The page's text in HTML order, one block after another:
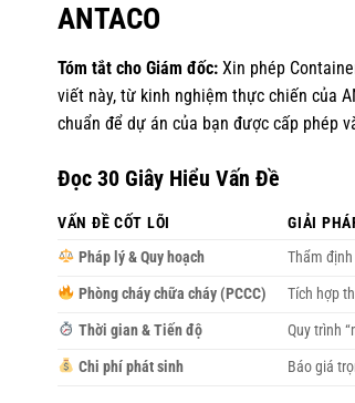
ANTACO
Tóm tắt cho Giám đốc: Xin phép
viết này, từ kinh nghiệm thực chiến của
chuẩn để dự án của bạn được cấp phép
Đọc 30 Giây Hiểu Vấn Đề
VẤN ĐỀ CỐT LÕI GIẢI
Pháp lý & Quy hoạch
Thẩm
Phòng cháy chữa cháy (PCCC)
Tích hợp
Thời gian & Tiến độ
Quy trình
Chi phí phát sinh
Báo giá